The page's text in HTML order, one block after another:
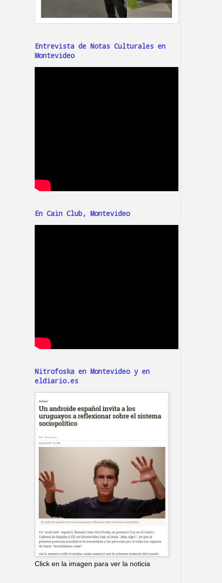
Entrevista de Notas Culturales en
Montevideo
En Cain Club, Montevideo
Nitrofoska en Montevideo y en
eldiario.es
Click en la imagen para ver la noticia